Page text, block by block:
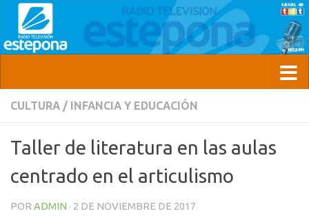
CULTURA / INFANCIA Y EDUCACIÓN
Taller de literatura en las aulas
centrado en el articulismo
POR ADMIN · 2 DE NOVIEMBRE DE 2017